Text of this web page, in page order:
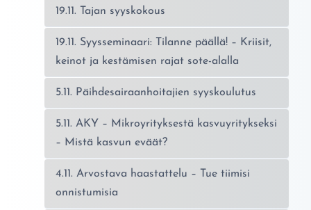
19.11. Tajan syyskokous
19.11. Syysseminaari: Tilanne päällä! – Kriisit,
keinot ja kestämisen rajat sote-alalla
5.11. Päihdesairaanhoitajien syyskoulutus
5.11. AKY – Mikroyrityksestä kasvuyritykseksi
– Mistä kasvun eväät?
4.11. Arvostava haastattelu – Tue tiimisi
onnistumisia